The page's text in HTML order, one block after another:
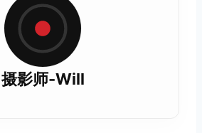
摄影师-Will